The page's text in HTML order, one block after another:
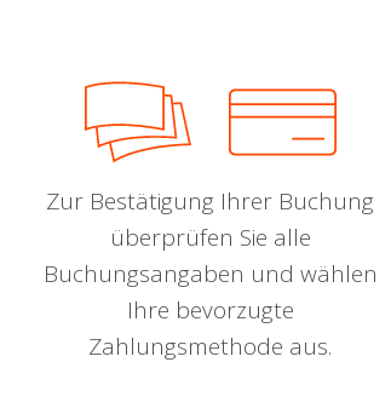
Zur Bestätigung Ihrer Buchung
überprüfen Sie alle
Buchungsangaben und wählen
Ihre bevorzugte
Zahlungsmethode aus.